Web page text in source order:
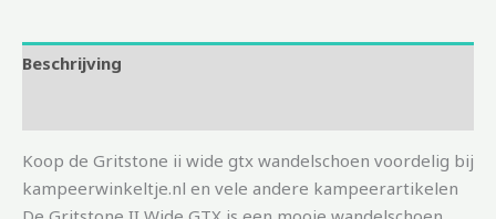
Beschrijving
Koop de Gritstone ii wide gtx wandelschoen voordelig bij
kampeerwinkeltje.nl en vele andere kampeerartikelen